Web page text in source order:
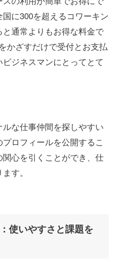
に300を超えるコワーキン
通常よりもお得な料金で
かざすだけで受付とお支払
ジネスマンにとってとて
な仕事仲間を探しやすい
ロフィールを公開するこ
心を引くことができ、仕
す。
使いやすさと課題を